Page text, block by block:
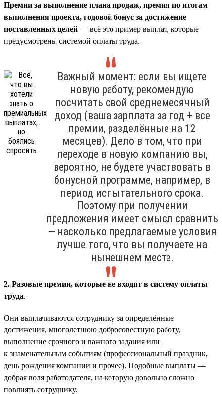
Премии за выполнение плана продаж, премия по итогам
выполнения проекта, годовой бонус за достижение
поставленных целей — всё это пример выплат, которые
предусмотрены системой оплаты труда.
Важный момент: если вы ищете
новую работу, рекомендую
посчитать свой среднемесячный
доход (ваша зарплата за год + все
премии, разделённые на 12
месяцев). Дело в том, что при
переходе в новую компанию вы,
вероятно, не будете участвовать в
бонусной программе, например, в
период испытательного срока.
Поэтому при получении
предложения имеет смысл сравнить
— насколько предлагаемые условия
лучше того, что вы получаете на
нынешнем месте.
2. Разовые премии, которые не входят в систему оплаты
труда.
Они выплачиваются сотруднику за определённые
достижения, многолетнюю добросовестную работу,
выполнение срочного и важного задания или
к знаменательным событиям (профессиональный праздник,
день рождения компании и прочее). Подобные выплаты —
добрая воля работодателя, на которую довольно сложно
повлиять сотруднику.